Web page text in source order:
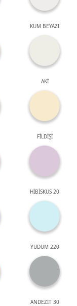
KUM BEYAZI
AKİ
FİLDİŞİ
HİBİSKUS 20
YUDUM 220
ANDEZİT 30